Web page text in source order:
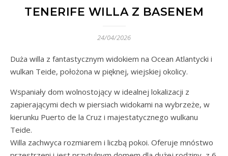
TENERIFE WILLA Z BASENEM
24/04/2026
Duża willa z fantastycznym widokiem na Ocean Atlantycki i
wulkan Teide, położona w pięknej, wiejskiej okolicy.
Wspaniały dom wolnostojący w idealnej lokalizacji z
zapierającymi dech w piersiach widokami na wybrzeże, w
kierunku Puerto de la Cruz i majestatycznego wulkanu
Teide.
Willa zachwyca rozmiarem i liczbą pokoi. Oferuje mnóstwo